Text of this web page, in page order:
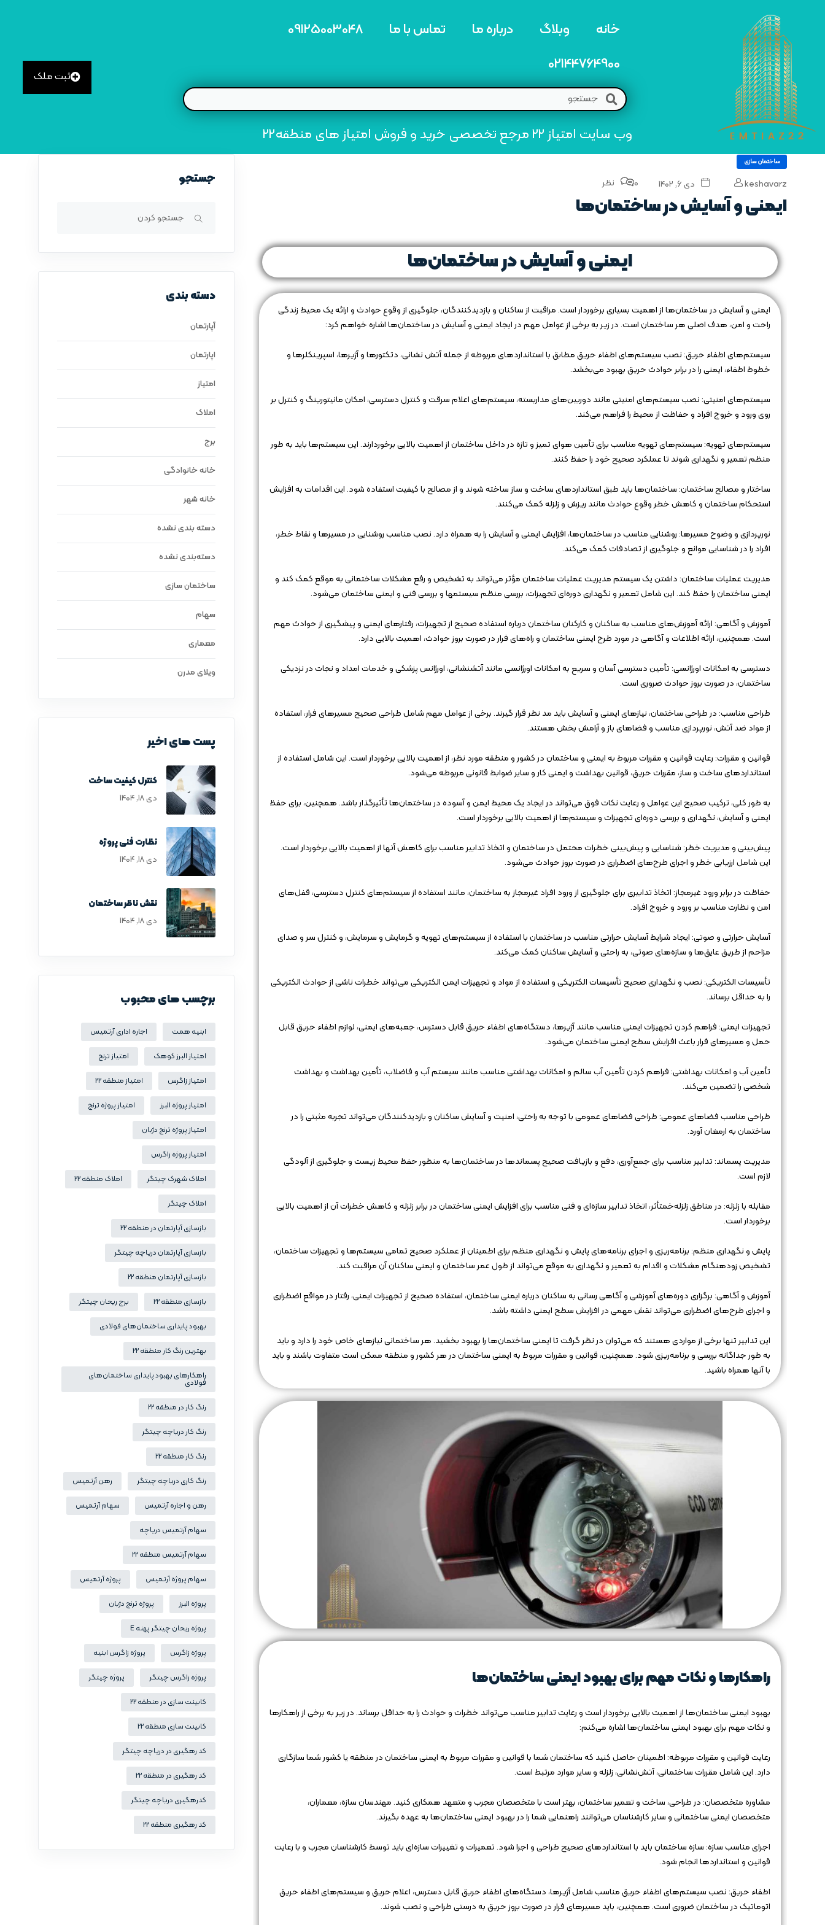
خانه وبلاگ درباره ما تماس با ما
09125003048
02144764900
وب سایت امتیاز 22 مرجع تخصصی خرید و فروش امتیاز های منطقه22
ثبت ملک
ساختمان سازی
keshavarz دی ۶, ۱۴۰۲ 0 نظر
ایمنی و آسایش در ساختمان‌ها
ایمنی و آسایش در ساختمان‌ها
ایمنی و آسایش در ساختمان‌ها از اهمیت بسیاری برخوردار است. مراقبت از ساکنان و بازدیدکنندگان، جلوگیری از وقوع حوادث و ارائه یک محیط زندگی
راحت و امن، هدف اصلی هر ساختمان است. در زیر به برخی از عوامل مهم در ایجاد ایمنی و آسایش در ساختمان‌ها اشاره خواهم کرد:
سیستم‌های اطفاء حریق: نصب سیستم‌های اطفاء حریق مطابق با استانداردهای مربوطه از جمله آتش نشانی، دتکتورها و آژیرها، اسپرینکلرها و
خطوط اطفاء، ایمنی را در برابر حوادث حریق بهبود می‌بخشد.
سیستم‌های امنیتی: نصب سیستم‌های امنیتی مانند دوربین‌های مداربسته، سیستم‌های اعلام سرقت و کنترل دسترسی، امکان مانیتورینگ و کنترل بر
روی ورود و خروج افراد و حفاظت از محیط را فراهم می‌کند.
سیستم‌های تهویه: سیستم‌های تهویه مناسب برای تأمین هوای تمیز و تازه در داخل ساختمان از اهمیت بالایی برخوردارند. این سیستم‌ها باید به طور
منظم تعمیر و نگهداری شوند تا عملکرد صحیح خود را حفظ کنند.
ساختار و مصالح ساختمان: ساختمان‌ها باید طبق استانداردهای ساخت و ساز ساخته شوند و از مصالح با کیفیت استفاده شود. این اقدامات به افزایش
استحکام ساختمان و کاهش خطر وقوع حوادث مانند ریزش و زلزله کمک می‌کنند.
نورپردازی و وضوح مسیرها: روشنایی مناسب در ساختمان‌ها، افزایش ایمنی و آسایش را به همراه دارد. نصب مناسب روشنایی در مسیرها و نقاط خطر،
افراد را در شناسایی موانع و جلوگیری از تصادفات کمک می‌کند.
مدیریت عملیات ساختمان: داشتن یک سیستم مدیریت عملیات ساختمان مؤثر می‌تواند به تشخیص و رفع مشکلات ساختمانی به موقع کمک کند و
ایمنی ساختمان را حفظ کند. این شامل تعمیر و نگهداری دوره‌ای تجهیزات، بررسی منظم سیستمها و بررسی فنی و ایمنی ساختمان می‌شود.
آموزش و آگاهی: ارائه آموزش‌های مناسب به ساکنان و کارکنان ساختمان درباره استفاده صحیح از تجهیزات، رفتارهای ایمنی و پیشگیری از حوادث مهم
است. همچنین، ارائه اطلاعات و آگاهی در مورد طرح ایمنی ساختمان و راه‌های فرار در صورت بروز حوادث، اهمیت بالایی دارد.
دسترسی به امکانات اورژانسی: تأمین دسترسی آسان و سریع به امکانات اورژانسی مانند آتشنشانی، اورژانس پزشکی و خدمات امداد و نجات در نزدیکی
ساختمان، در صورت بروز حوادث ضروری است.
طراحی مناسب: در طراحی ساختمان، نیازهای ایمنی و آسایش باید مد نظر قرار گیرند. برخی از عوامل مهم شامل طراحی صحیح مسیرهای فرار، استفاده
از مواد ضد آتش، نورپردازی مناسب و فضاهای باز و آرامش بخش هستند.
قوانین و مقررات: رعایت قوانین و مقررات مربوط به ایمنی و ساختمان در کشور و منطقه مورد نظر، از اهمیت بالایی برخوردار است. این شامل استفاده از
استانداردهای ساخت و ساز، مقررات حریق، قوانین بهداشت و ایمنی کار و سایر ضوابط قانونی مربوطه می‌شود.
به طور کلی، ترکیب صحیح این عوامل و رعایت نکات فوق می‌تواند در ایجاد یک محیط ایمن و آسوده در ساختمان‌ها تأثیرگذار باشد. همچنین، برای حفظ
ایمنی و آسایش، نگهداری و بررسی دوره‌ای تجهیزات و سیستم‌ها از اهمیت بالایی برخوردار است.
پیش‌بینی و مدیریت خطر: شناسایی و پیش‌بینی خطرات محتمل در ساختمان و اتخاذ تدابیر مناسب برای کاهش آنها از اهمیت بالایی برخوردار است.
این شامل ارزیابی خطر و اجرای طرح‌های اضطراری در صورت بروز حوادث می‌شود.
حفاظت در برابر ورود غیرمجاز: اتخاذ تدابیری برای جلوگیری از ورود افراد غیرمجاز به ساختمان، مانند استفاده از سیستم‌های کنترل دسترسی، قفل‌های
امن و نظارت مناسب بر ورود و خروج افراد.
آسایش حرارتی و صوتی: ایجاد شرایط آسایش حرارتی مناسب در ساختمان با استفاده از سیستم‌های تهویه و گرمایش و سرمایش، و کنترل سر و صدای
مزاحم از طریق عایق‌ها و سازه‌های صوتی، به راحتی و آسایش ساکنان کمک می‌کند.
تأسیسات الکتریکی: نصب و نگهداری صحیح تأسیسات الکتریکی و استفاده از مواد و تجهیزات ایمن الکتریکی می‌تواند خطرات ناشی از حوادث الکتریکی
را به حداقل برساند.
تجهیزات ایمنی: فراهم کردن تجهیزات ایمنی مناسب مانند آژیرها، دستگاه‌های اطفاء حریق قابل دسترس، جعبه‌های ایمنی، لوازم اطفاء حریق قابل
حمل و مسیرهای فرار باعث افزایش سطح ایمنی ساختمان می‌شود.
تأمین آب و امکانات بهداشتی: فراهم کردن تأمین آب سالم و امکانات بهداشتی مناسب مانند سیستم آب و فاضلاب، تأمین بهداشت و بهداشت
شخصی را تضمین می‌کند.
طراحی مناسب فضاهای عمومی: طراحی فضاهای عمومی با توجه به راحتی، امنیت و آسایش ساکنان و بازدیدکنندگان می‌تواند تجربه مثبتی را در
ساختمان به ارمغان آورد.
مدیریت پسماند: تدابیر مناسب برای جمع‌آوری، دفع و بازیافت صحیح پسماندها در ساختمان‌ها به منظور حفظ محیط زیست و جلوگیری از آلودگی
لازم است.
مقابله با زلزله: در مناطق زلزله‌خمتأثر، اتخاذ تدابیر سازه‌ای و فنی مناسب برای افزایش ایمنی ساختمان در برابر زلزله و کاهش خطرات آن از اهمیت بالایی
برخوردار است.
پایش و نگهداری منظم: برنامه‌ریزی و اجرای برنامه‌های پایش و نگهداری منظم برای اطمینان از عملکرد صحیح تمامی سیستم‌ها و تجهیزات ساختمان،
تشخیص زودهنگام مشکلات و اقدام به تعمیر و نگهداری به موقع می‌تواند از طول عمر ساختمان و ایمنی ساکنان آن مراقبت کند.
آموزش و آگاهی: برگزاری دوره‌های آموزشی و آگاهی رسانی به ساکنان درباره ایمنی ساختمان، استفاده صحیح از تجهیزات ایمنی، رفتار در مواقع اضطراری
و اجرای طرح‌های اضطراری می‌تواند نقش مهمی در افزایش سطح ایمنی داشته باشد.
این تدابیر تنها برخی از مواردی هستند که می‌توان در نظر گرفت تا ایمنی ساختمان‌ها را بهبود بخشید. هر ساختمانی نیازهای خاص خود را دارد و باید
به طور جداگانه بررسی و برنامه‌ریزی شود. همچنین، قوانین و مقررات مربوط به ایمنی ساختمان در هر کشور و منطقه ممکن است متفاوت باشند و باید
با آنها همراه باشید.
راهکارها و نکات مهم برای بهبود ایمنی ساختمان‌ها
بهبود ایمنی ساختمان‌ها از اهمیت بالایی برخوردار است و رعایت تدابیر مناسب می‌تواند خطرات و حوادث را به حداقل برساند. در زیر به برخی از راهکارها
و نکات مهم برای بهبود ایمنی ساختمان‌ها اشاره می‌کنم:
رعایت قوانین و مقررات مربوطه: اطمینان حاصل کنید که ساختمان شما با قوانین و مقررات مربوط به ایمنی ساختمان در منطقه یا کشور شما سازگاری
دارد. این شامل مقررات ساختمانی، آتش‌نشانی، زلزله و سایر موارد مرتبط است.
مشاوره متخصصان: در طراحی، ساخت و تعمیر ساختمان، بهتر است با متخصصان مجرب و متعهد همکاری کنید. مهندسان سازه، معماران،
متخصصان ایمنی ساختمانی و سایر کارشناسان می‌توانند راهنمایی شما را در بهبود ایمنی ساختمان‌ها به عهده بگیرند.
اجرای مناسب سازه: سازه ساختمان باید با استانداردهای صحیح طراحی و اجرا شود. تعمیرات و تغییرات سازه‌ای باید توسط کارشناسان مجرب و با رعایت
قوانین و استانداردها انجام شود.
اطفاء حریق: نصب سیستم‌های اطفاء حریق مناسب شامل آژیرها، دستگاه‌های اطفاء حریق قابل دسترس، اعلام حریق و سیستم‌های اطفاء حریق
اتوماتیک در ساختمان ضروری است. همچنین، باید مسیرهای فرار در صورت بروز حریق به درستی طراحی و نصب شوند.
جستجو
دسته بندی
آپارتمان
اپارتمان
امتیاز
املاک
برج
خانه خانوادگی
خانه شهر
دسته بندی نشده
دسته‌بندی نشده
ساختمان سازی
سهام
معماری
ویلای مدرن
پست های اخیر
کنترل کیفیت ساخت
دی ۱۸, ۱۴۰۴
نظارت فنی پروژه
دی ۱۸, ۱۴۰۴
نقش ناظر ساختمان
دی ۱۸, ۱۴۰۴
برچسب های محبوب
ابنیه همت اجاره اداری آرتمیس
امتیاز البرز کوهک امتیاز ترنج
امتیاز زاگرس امتیاز منطقه 22
امتیاز پروژه البرز امتیاز پروژه ترنج
امتیاز پروژه ترنج دژبان
امتیاز پروژه زاگرس
املاک شهرک چیتگر املاک منطقه 22
املاک چیتگر
بازسازی آپارتمان در منطقه 22
بازسازی آپارتمان دریاچه چیتگر
بازسازی آپارتمان منطقه 22
بازسازی منطقه 22 برج ریحان چیتگر
بهبود پایداری ساختمان‌های فولادی
بهترین رنگ کار منطقه 22
راهکارهای بهبود پایداری ساختمان‌های
فولادی
رنگ کار در منطقه 22
رنگ کار دریاچه چیتگر
رنگ کار منطقه 22
رنگ کاری دریاچه چیتگر رهن آرتمیس
رهن و اجاره آرتمیس سهام آرتمیس
سهام آرتمیس دریاچه
سهام آرتمیس منطقه 22
سهام پروژه آرتمیس پروژه آرتمیس
پروژه البرز پروژه ترنج دژبان
پروژه ریحان چیتگر پهنه E
پروژه زاگرس پروژه زاگرس ابنیه
پروژه زاگرس چیتگر پروژه چیتگر
کابینت سازی در منطقه 22
کابینت سازی منطقه 22
کد رهگیری در دریاچه چیتگر
کد رهگیری در منطقه 22
کدرهگیری دریاچه چیتگر
کد رهگیری منطقه 22